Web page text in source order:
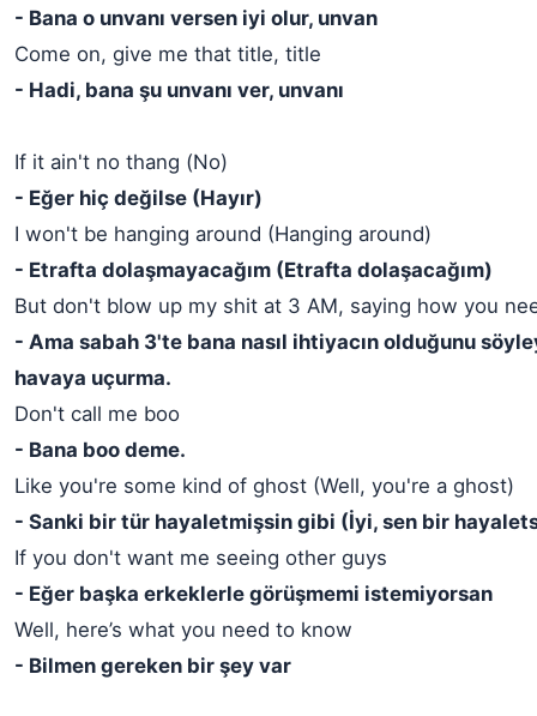
- Bana o unvanı versen iyi olur, unvan
Come on, give me that title, title
- Hadi, bana şu unvanı ver, unvanı
If it ain't no thang (No)
- Eğer hiç değilse (Hayır)
I won't be hanging around (Hanging around)
- Etrafta dolaşmayacağım (Etrafta dolaşacağım)
But don't blow up my shit at 3 AM, saying how you
- Ama sabah 3'te bana nasıl ihtiyacın olduğunu
havaya uçurma.
Don't call me boo
- Bana boo deme.
Like you're some kind of ghost (Well, you're a ghost)
- Sanki bir tür hayaletmişsin gibi (İyi, sen bir
If you don't want me seeing other guys
- Eğer başka erkeklerle görüşmemi istemiyorsan
Well, here’s what you need to know
- Bilmen gereken bir şey var